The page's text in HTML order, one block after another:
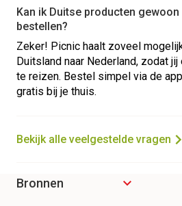
Kan ik Duitse producten
bestellen?
Zeker! Picnic haalt zoveel
Duitsland naar Nederland, zodat
te reizen. Bestel simpel via de
gratis bij je thuis.
Bekijk alle veelgestelde vragen
Bronnen